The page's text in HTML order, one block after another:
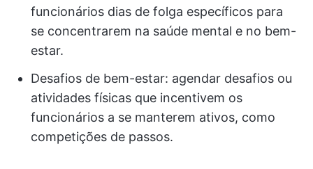
funcionários dias de folga específicos para
se concentrarem na saúde mental e no bem-
estar.
Desafios de bem-estar: agendar desafios ou
atividades físicas que incentivem os
funcionários a se manterem ativos, como
competições de passos.